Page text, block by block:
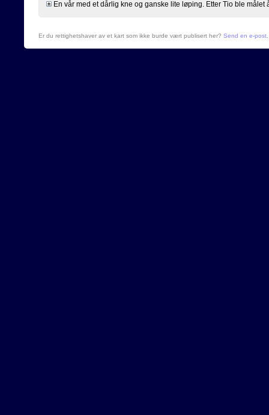
En vår med et dårlig kne og ganske lite løping. Etter Tio ble
Er du rettighetshaver av et kart som ikke burde vært publisert her? Send en e-post